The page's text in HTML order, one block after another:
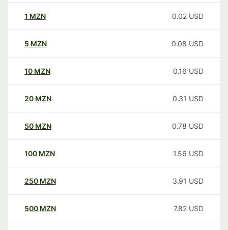
1 MZN 0.02 USD
5 MZN 0.08 USD
10 MZN 0.16 USD
20 MZN 0.31 USD
50 MZN 0.78 USD
100 MZN 1.56 USD
250 MZN 3.91 USD
500 MZN 7.82 USD